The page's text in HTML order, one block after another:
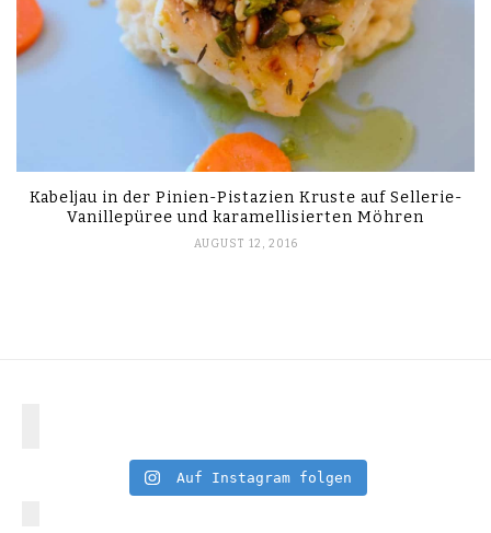
Kabeljau in der Pinien-Pistazien Kruste auf Sellerie-
Vanillepüree und karamellisierten Möhren
AUGUST 12, 2016
Auf Instagram folgen